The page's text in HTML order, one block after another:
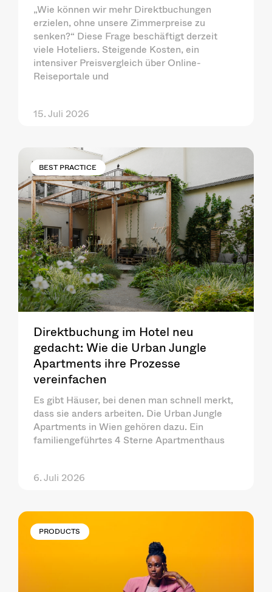
„Wie können wir mehr Direktbuchungen
erzielen, ohne unsere Zimmerpreise zu
senken?“ Diese Frage beschäftigt derzeit
viele Hoteliers. Steigende Kosten, ein
intensiver Preisvergleich über Online-
Reiseportale und
15. Juli 2026
BEST PRACTICE
Direktbuchung im Hotel neu
gedacht: Wie die Urban Jungle
Apartments ihre Prozesse
vereinfachen
Es gibt Häuser, bei denen man schnell merkt,
dass sie anders arbeiten. Die Urban Jungle
Apartments in Wien gehören dazu. Ein
familiengeführtes 4 Sterne Apartmenthaus
6. Juli 2026
PRODUCTS